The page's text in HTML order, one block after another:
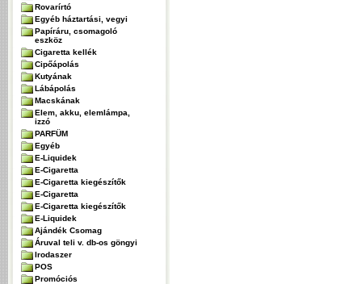
Rovarírtó
Egyéb háztartási, vegyi
Papíráru, csomagoló
eszköz
Cigaretta kellék
Cipőápolás
Kutyának
Lábápolás
Macskának
Elem, akku, elemlámpa,
izzó
PARFÜM
Egyéb
E-Liquidek
E-Cigaretta
E-Cigaretta kiegészítők
E-Cigaretta
E-Cigaretta kiegészítők
E-Liquidek
Ajándék Csomag
Áruval teli v. db-os göngyi
Irodaszer
POS
Promóciós